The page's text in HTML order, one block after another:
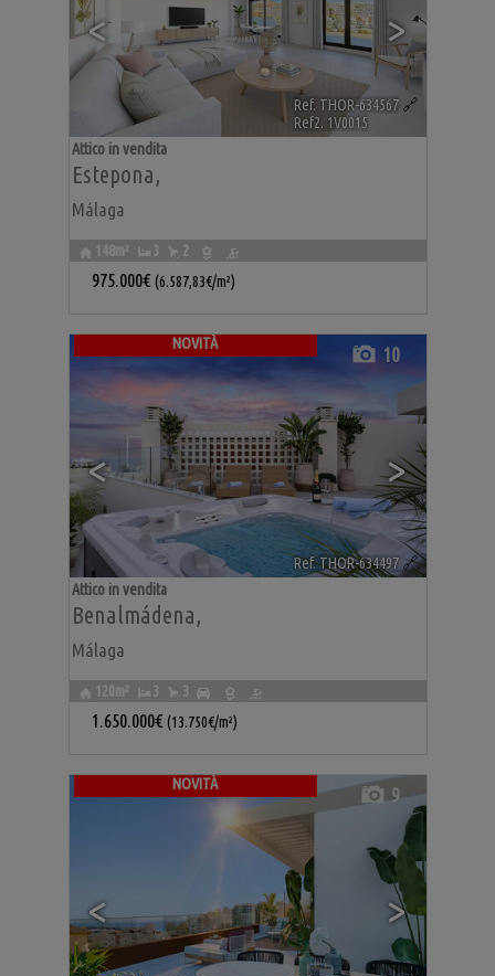
< >
Ref. THOR-634567 🔗
Ref2. 1V0015
Estepona,
Málaga
Attico in vendita
148m² 3 2
975.000€ (6.587,83€/m²)
NOVITÀ
< >
10
Ref. THOR-634497 🔗
Benalmádena,
Málaga
Attico in vendita
120m² 3 3
1.650.000€ (13.750€/m²)
NOVITÀ
< >
9